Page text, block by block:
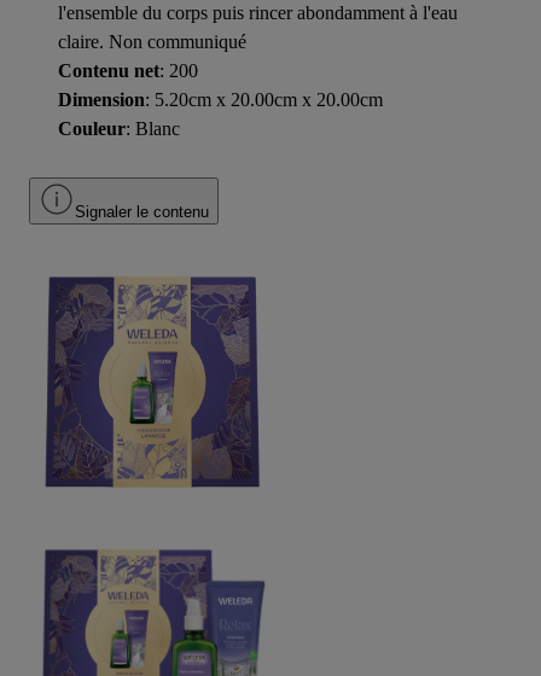
l'ensemble du corps puis rincer abondamment à l'eau
claire. Non communiqué
Contenu net: 200
Dimension: 5.20cm x 20.00cm x 20.00cm
Couleur: Blanc
Signaler le contenu